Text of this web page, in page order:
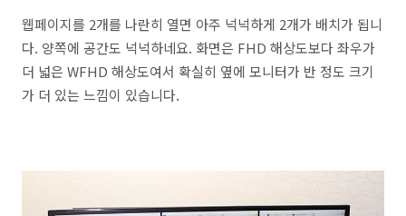
웹페이지를 2개를 나란히 열면 아주 넉넉하게 2개가 배치가 됩니
다. 양쪽에 공간도 넉넉하네요. 화면은 FHD 해상도보다 좌우가
더 넓은 WFHD 해상도여서 확실히 옆에 모니터가 반 정도 크기
가 더 있는 느낌이 있습니다.